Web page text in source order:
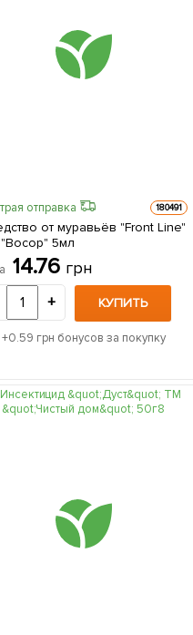
отправка 180491
от муравьёв "Front Line"
5мл
14.76 грн
+ КУПИТЬ
+0.59 грн бонусов за покупку